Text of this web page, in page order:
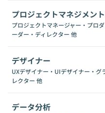
プロジェクトマネジメント
プロジェクトマネージャー・プロ
ーダー・ディレクター 他
デザイナー
UXデザイナー・UIデザイナー・グ
レクター 他
データ分析